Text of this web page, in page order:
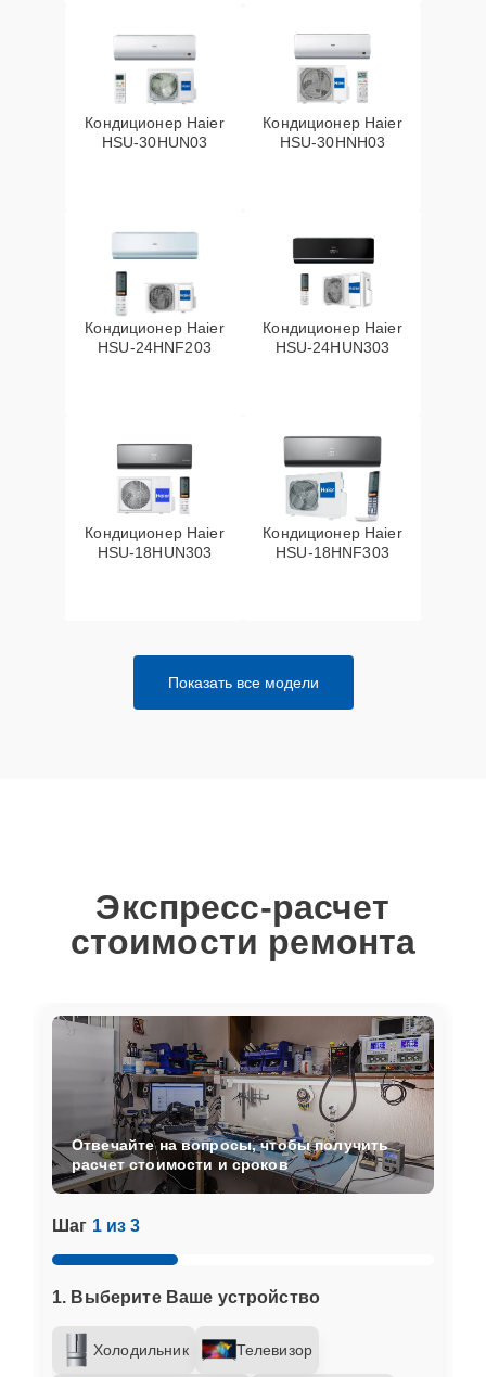
Кондиционер Haier
HSU-30HUN03
Кондиционер Haier
HSU-30HNH03
Кондиционер Haier
HSU-24HNF203
Кондиционер Haier
HSU-24HUN303
Кондиционер Haier
HSU-18HUN303
Кондиционер Haier
HSU-18HNF303
Показать все модели
Экспресс-расчет
стоимости ремонта
Шаг 1 из 3
1. Выберите Ваше устройство
Холодильник Телевизор
Отвечайте на вопросы, чтобы получить
расчет стоимости и сроков